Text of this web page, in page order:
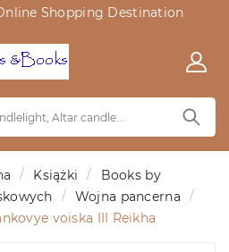
Shopping Destination
Książki
Books by
Wojna pancerna
voiska III Reikha